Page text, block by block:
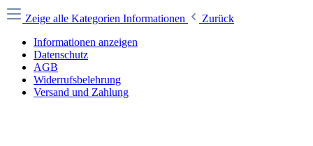
Zeige alle Kategorien Informationen
Zurück
Informationen anzeigen
Datenschutz
AGB
Widerrufsbelehrung
Versand und Zahlung